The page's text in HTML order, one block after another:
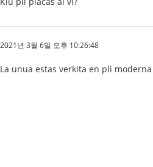
2021년 3월 6일 오후 10:26:48
La unua estas verkita en pli